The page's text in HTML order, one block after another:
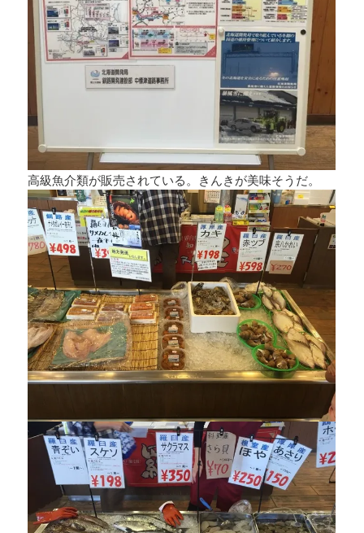
高級魚介類が販売されている。きんきが美味そうだ。